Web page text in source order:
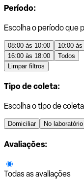
Período:
Escolha o período que
08:00 às 10:00 10:00
16:00 às 18:00
Todos
Limpar filtros
Tipo de coleta:
Escolha o tipo de coleta
Domiciliar No laboratório
Avaliações:
Todas as avaliações